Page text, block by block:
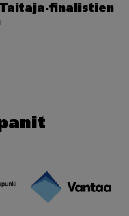
finalistien